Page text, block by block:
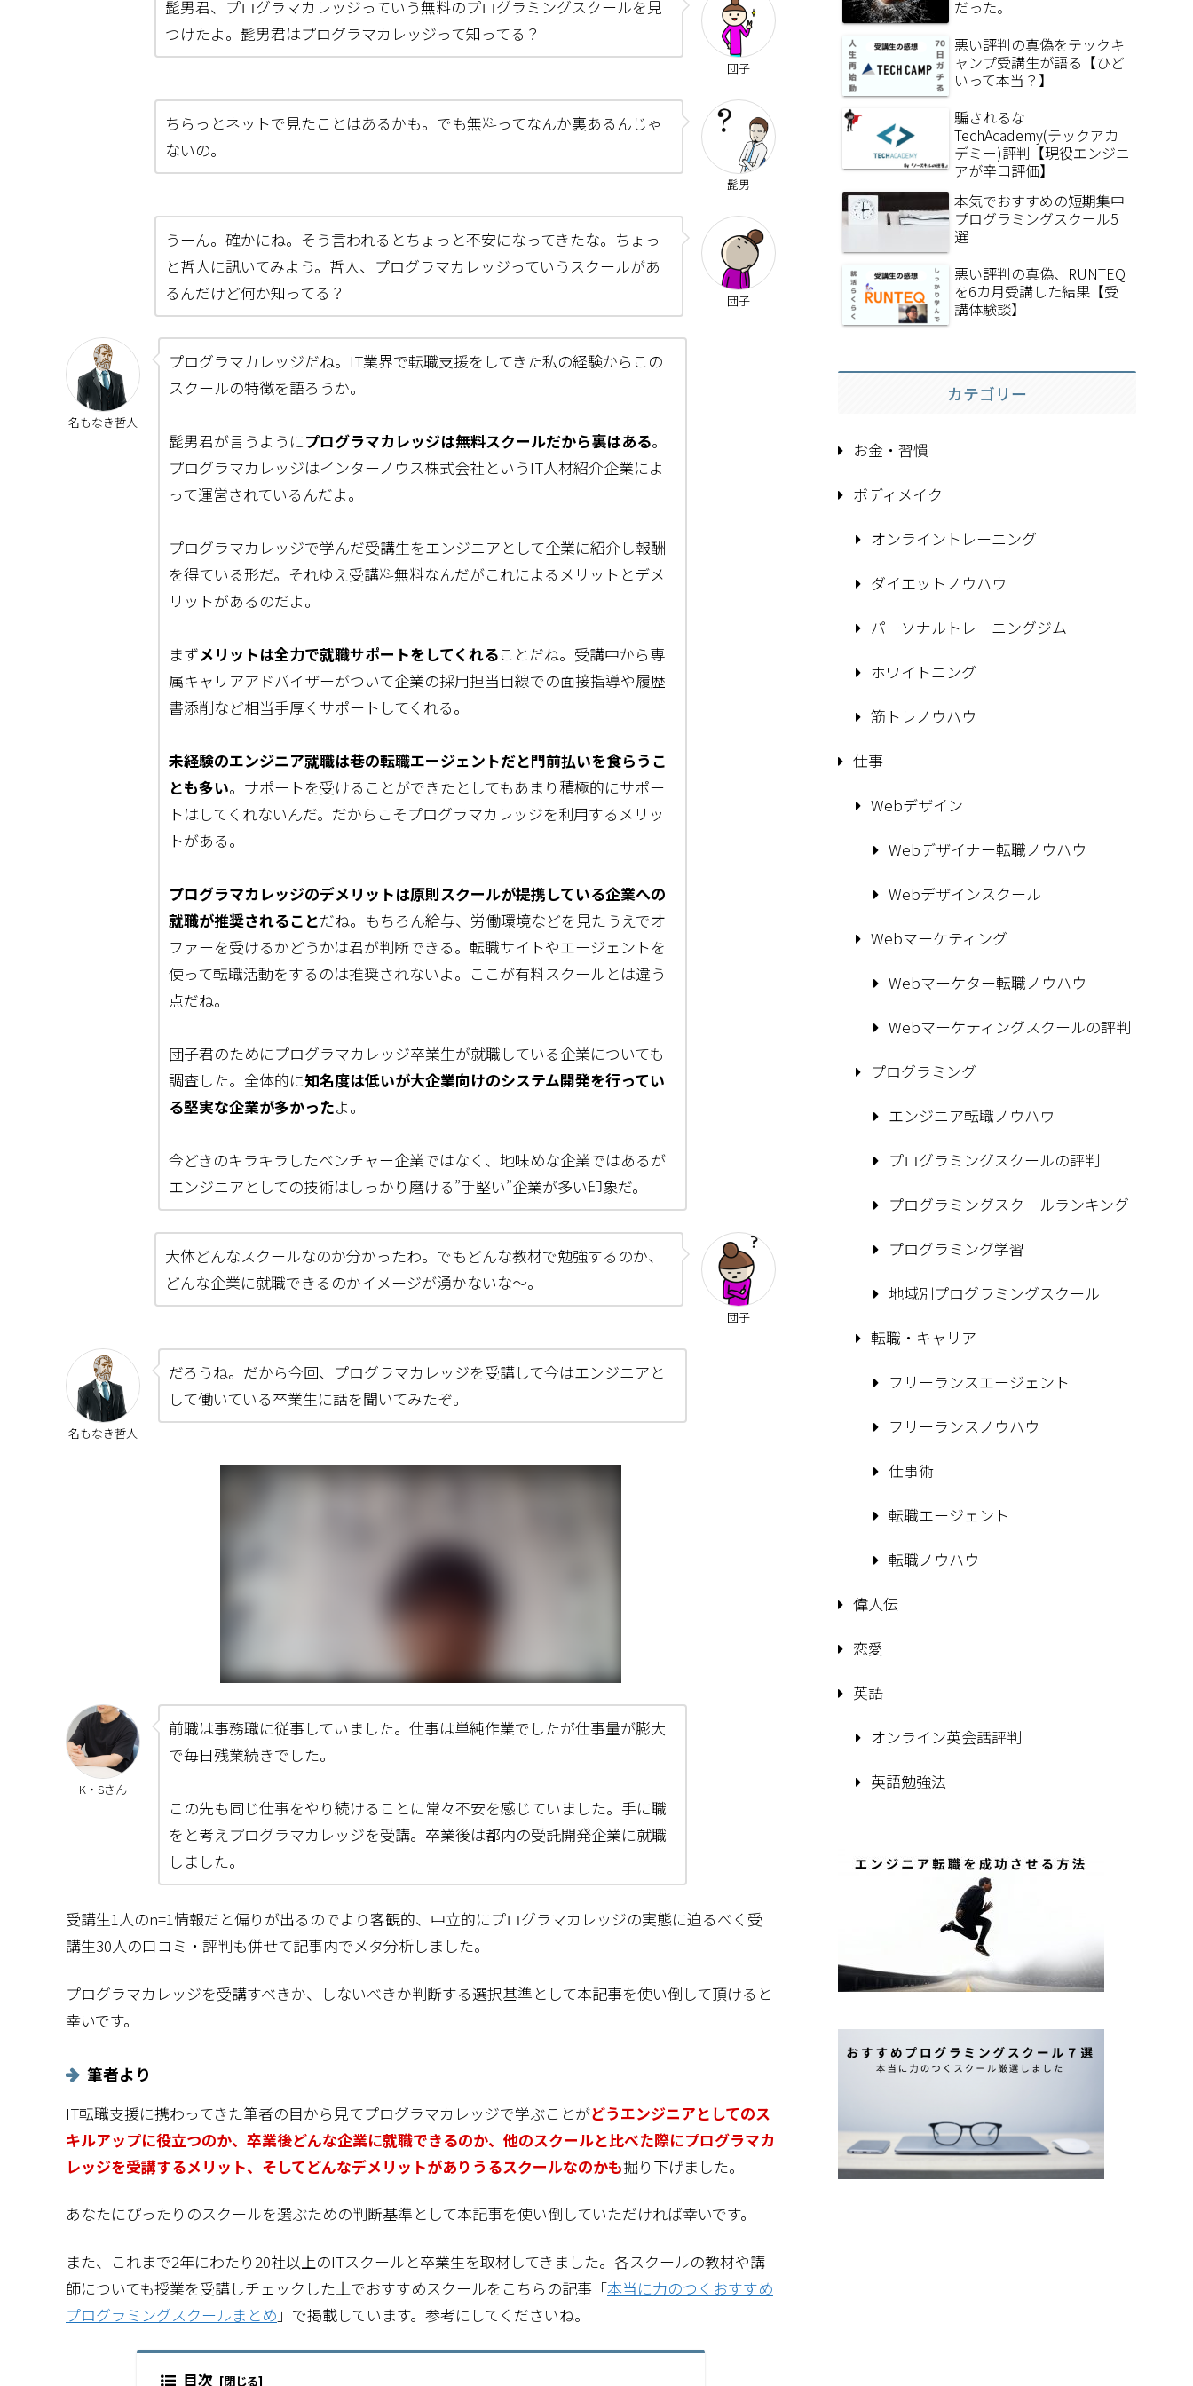
団子
髭男君、プログラマカレッジっていう無料のプログラミングスクールを見
つけたよ。髭男君はプログラマカレッジって知ってる？
髭男
ちらっとネットで見たことはあるかも。でも無料ってなんか裏あるんじゃ
ないの。
団子
うーん。確かにね。そう言われるとちょっと不安になってきたな。ちょっ
と哲人に訊いてみよう。哲人、プログラマカレッジっていうスクールがあ
るんだけど何か知ってる？
名もなき哲人
プログラマカレッジだね。IT業界で転職支援をしてきた私の経験からこの
スクールの特徴を語ろうか。
髭男君が言うようにプログラマカレッジは無料スクールだから裏はある。
プログラマカレッジはインターノウス株式会社というIT人材紹介企業によ
って運営されているんだよ。
プログラマカレッジで学んだ受講生をエンジニアとして企業に紹介し報酬
を得ている形だ。それゆえ受講料無料なんだがこれによるメリットとデメ
リットがあるのだよ。
まずメリットは全力で就職サポートをしてくれることだね。受講中から専
属キャリアアドバイザーがついて企業の採用担当目線での面接指導や履歴
書添削など相当手厚くサポートしてくれる。
未経験のエンジニア就職は巷の転職エージェントだと門前払いを食らうこ
とも多い。サポートを受けることができたとしてもあまり積極的にサポー
トはしてくれないんだ。だからこそプログラマカレッジを利用するメリッ
トがある。
プログラマカレッジのデメリットは原則スクールが提携している企業への
就職が推奨されることだね。もちろん給与、労働環境などを見たうえでオ
ファーを受けるかどうかは君が判断できる。転職サイトやエージェントを
使って転職活動をするのは推奨されないよ。ここが有料スクールとは違う
点だね。
団子君のためにプログラマカレッジ卒業生が就職している企業についても
調査した。全体的に知名度は低いが大企業向けのシステム開発を行ってい
る堅実な企業が多かったよ。
今どきのキラキラしたベンチャー企業ではなく、地味めな企業ではあるが
エンジニアとしての技術はしっかり磨ける”手堅い”企業が多い印象だ。
団子
大体どんなスクールなのか分かったわ。でもどんな教材で勉強するのか、
どんな企業に就職できるのかイメージが湧かないな～。
名もなき哲人
だろうね。だから今回、プログラマカレッジを受講して今はエンジニアと
して働いている卒業生に話を聞いてみたぞ。
K・Sさん
前職は事務職に従事していました。仕事は単純作業でしたが仕事量が膨大
で毎日残業続きでした。
この先も同じ仕事をやり続けることに常々不安を感じていました。手に職
をと考えプログラマカレッジを受講。卒業後は都内の受託開発企業に就職
しました。
受講生1人のn=1情報だと偏りが出るのでより客観的、中立的にプログラマカレッジの実態に迫るべく受
講生30人の口コミ・評判も併せて記事内でメタ分析しました。
プログラマカレッジを受講すべきか、しないべきか判断する選択基準として本記事を使い倒して頂けると
幸いです。
筆者より
IT転職支援に携わってきた筆者の目から見てプログラマカレッジで学ぶことがどうエンジニアとしてのス
キルアップに役立つのか、卒業後どんな企業に就職できるのか、他のスクールと比べた際にプログラマカ
レッジを受講するメリット、そしてどんなデメリットがありうるスクールなのかも掘り下げました。
あなたにぴったりのスクールを選ぶための判断基準として本記事を使い倒していただければ幸いです。
また、これまで2年にわたり20社以上のITスクールと卒業生を取材してきました。各スクールの教材や講
師についても授業を受講しチェックした上でおすすめスクールをこちらの記事「本当に力のつくおすすめ
プログラミングスクールまとめ 」で掲載しています。参考にしてくださいね。
目次
だった。
悪い評判の真偽をテックキ
ャンプ受講生が語る【ひど
いって本当？】
騙されるな
TechAcademy(テックアカ
デミー)評判【現役エンジニ
アが辛口評価】
本気でおすすめの短期集中
プログラミングスクール5
選
悪い評判の真偽、RUNTEQ
を6カ月受講した結果【受
講体験談】
カテゴリー
お金・習慣
ボディメイク
オンライントレーニング
ダイエットノウハウ
パーソナルトレーニングジム
ホワイトニング
筋トレノウハウ
仕事
Webデザイン
Webデザイナー転職ノウハウ
Webデザインスクール
Webマーケティング
Webマーケター転職ノウハウ
Webマーケティングスクールの評判
プログラミング
エンジニア転職ノウハウ
プログラミングスクールの評判
プログラミングスクールランキング
プログラミング学習
地域別プログラミングスクール
転職・キャリア
フリーランスエージェント
フリーランスノウハウ
仕事術
転職エージェント
転職ノウハウ
偉人伝
恋愛
英語
オンライン英会話評判
英語勉強法